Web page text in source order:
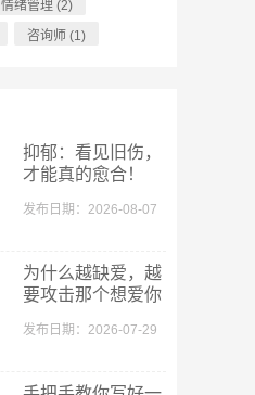
情绪管理 (2)
咨询师 (1)
抑郁：看见旧伤，
才能真的愈合！
发布日期：2026-08-07
为什么越缺爱，越
要攻击那个想爱你
发布日期：2026-07-29